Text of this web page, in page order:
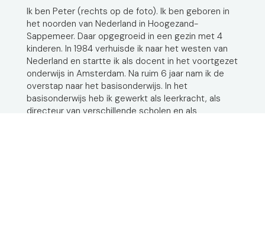
Ik ben Peter (rechts op de foto). Ik ben geboren in
het noorden van Nederland in Hoogezand-
Sappemeer. Daar opgegroeid in een gezin met 4
kinderen. In 1984 verhuisde ik naar het westen van
Nederland en startte ik als docent in het voortgezet
onderwijs in Amsterdam. Na ruim 6 jaar nam ik de
overstap naar het basisonderwijs. In het
basisonderwijs heb ik gewerkt als leerkracht, als
directeur van verschillende scholen en als